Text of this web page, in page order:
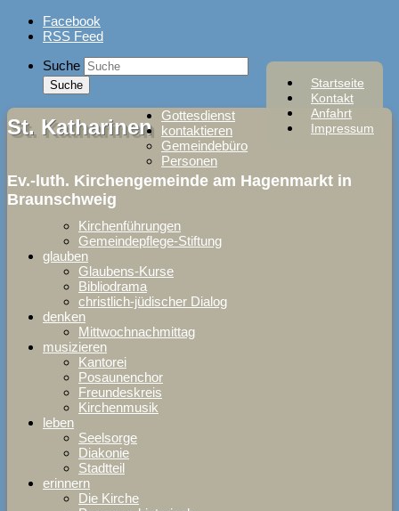
Skip
Facebook
RSS Feed
Startseite
Kontakt
Anfahrt
Impressum
Suche
St. Katharinen
Ev.-luth. Kirchengemeinde am Hagenmarkt in
Braunschweig
Gottesdienst
kontaktieren
Gemeindebüro
Personen
Kirchenführungen
Gemeindepflege-Stiftung
glauben
Glaubens-Kurse
Bibliodrama
christlich-jüdischer Dialog
denken
Mittwochnachmittag
musizieren
Kantorei
Posaunenchor
Freundeskreis
Kirchenmusik
leben
Seelsorge
Diakonie
Stadtteil
erinnern
Die Kirche